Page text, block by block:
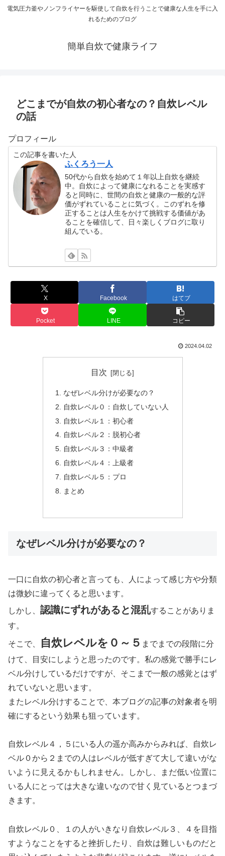
電気圧力釜やノンフライヤーを駆使して自炊を行うことで健康な人生を手に入
れるためのブログ
簡単自炊で健康ライフ
どこまでが自炊の初心者なの？自炊レベル
の話
プロフィール
この記事を書いた人
ふくろう一人
50代から自炊を始めて１年以上自炊を継続
中。自炊によって健康になれることを実感す
ると同時に、世間の自炊と健康の一般的な評
価がずれていることに気づく。このずれを修
正することは人生をかけて挑戦する価値があ
ることを確信して、日々楽しくブログに取り
組んでいる。
X Facebook はてブ
Pocket LINE コピー
2024.04.02
目次
なぜレベル分けが必要なの？
自炊レベル０：自炊していない人
自炊レベル１：初心者
自炊レベル２：脱初心者
自炊レベル３：中級者
自炊レベル４：上級者
自炊レベル５：プロ
まとめ
なぜレベル分けが必要なの？
一口に自炊の初心者と言っても、人によって感じ方や分類
は微妙に違ってくると思います。
しかし、 認識にずれがあると混乱することがありま
す。
そこで、 自炊レベルを０～５ までまでの段階に分
けて、目安にしようと思ったのです。私の感覚で勝手にレ
ベル分けしているだけですが、そこまで一般の感覚とはず
れていないと思います。
またレベル分けすることで、本ブログの記事の対象者を明
確にするという効果も狙っています。
自炊レベル４，５にいる人の遥か高みからみれば、自炊レ
ベル０から２までの人はレベルが低すぎて大して違いがな
いように見えるかもしれません。しかし、まだ低い位置に
いる人にとっては大きな違いなので甘く見ているとつまづ
きます。
自炊レベル０、１の人がいきなり自炊レベル３、４を目指
すようなことをすると挫折したり、自炊は難しいものだと